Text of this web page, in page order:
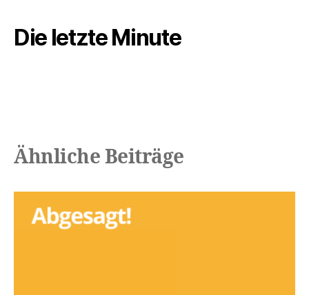
Die letzte Minute
Ähnliche Beiträge